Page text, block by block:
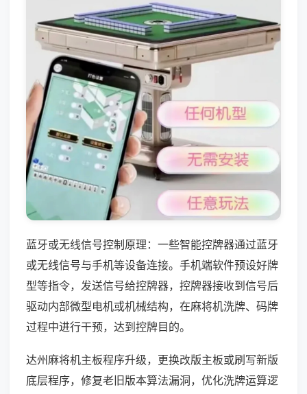
蓝牙或无线信号控制原理：一些智能控牌器通过蓝牙
或无线信号与手机等设备连接。手机端软件预设好牌
型等指令，发送信号给控牌器，控牌器接收到信号后
驱动内部微型电机或机械结构，在麻将机洗牌、码牌
过程中进行干预，达到控牌目的。
达州麻将机主板程序升级，更换改版主板或刷写新版
底层程序，修复老旧版本算法漏洞，优化洗牌运算逻